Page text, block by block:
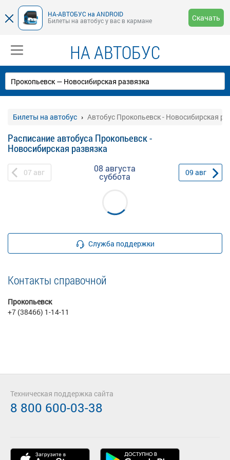
НА-АВТОБУС на ANDROID
Билеты на автобус у вас в кармане
Скачать
НА АВТОБУС
Билеты на автобус Автобус Прокопьевск - Новосибирская
Расписание автобуса Прокопьевск -
Новосибирская развязка
07 авг 08 августа
суббота 09 авг
Служба поддержки
Контакты справочной
Прокопьевск
+7 (38466) 1-14-11
Техническая поддержка сайта
8 800 600-03-38